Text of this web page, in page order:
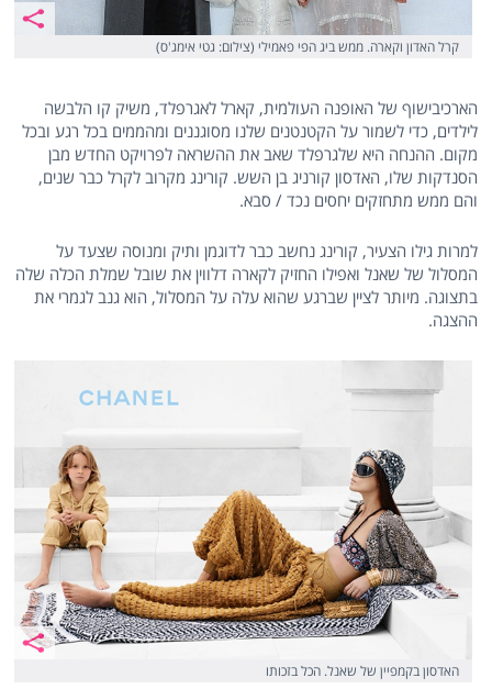
קרל האדון וקארה. ממש ביג הפי פאמילי (צילום: גטי אימג'ס)
הארכיבישוף של האופנה העולמית, קארל לאגרפלד, משיק קו הלבשה
לילדים, כדי לשמור על הקטנטנים שלנו מסוגננים ומהממים בכל רגע ובכל
מקום. ההנחה היא שלגרפלד שאב את ההשראה לפרויקט החדש מבן
הסנדקות שלו, האדסון קורניג בן השש. קורינג מקרוב לקרל כבר שנים,
והם ממש מתחזקים יחסים נכד / סבא.
למרות גילו הצעיר, קורינג נחשב כבר לדוגמן ותיק ומנוסה שצעד על
המסלול של שאנל ואפילו החזיק לקארה דלווין את שובל שמלת הכלה שלה
בתצוגה. מיותר לציין שברגע שהוא עלה על המסלול, הוא גנב לגמרי את
ההצגה.
האדסון בקמפיין של שאנל. הכל בזכותו